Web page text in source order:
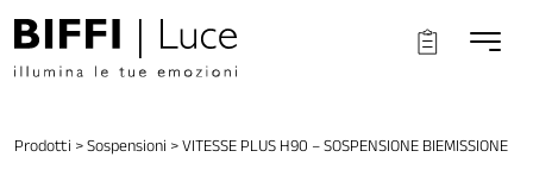
Prodotti >Sospensioni >VITESSE PLUS H90 – SOSPENSIONE BIEMISSIONE